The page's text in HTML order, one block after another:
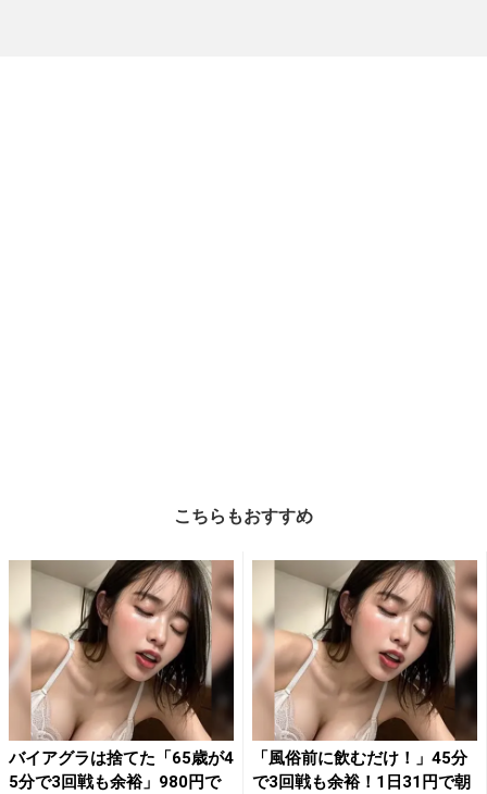
こちらもおすすめ
バイアグラは捨てた「65歳が4
5分で3回戦も余裕」980円で
「風俗前に飲むだけ！」45分
で3回戦も余裕！1日31円で朝